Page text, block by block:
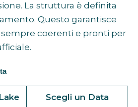
La struttura è definita
Questo garantisce
sempre coerenti e pronti per
Scegli un Data